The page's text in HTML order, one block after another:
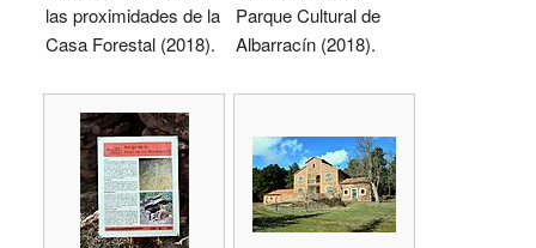
las proximidades de la
Casa Forestal (2018).
Parque Cultural de
Albarracín (2018).